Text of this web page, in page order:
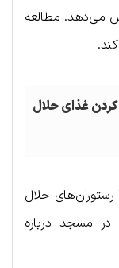
می‌دهد. مطالعه
کردن غذای حلال
حلال
در مسجد درباره